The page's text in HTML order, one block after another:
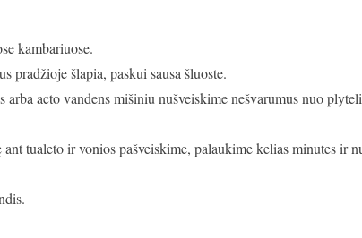
kambariuose.
pradžioje šlapia, paskui sausa šluoste.
arba acto vandens mišiniu nušveiskime nešvarumus nuo
tualeto ir vonios pašveiskime, palaukime kelias minutes ir